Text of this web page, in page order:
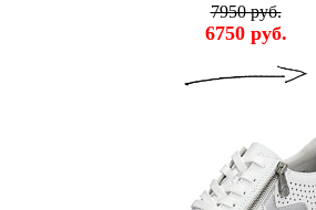
7950 руб.
6750 руб.